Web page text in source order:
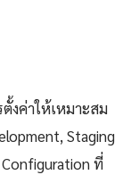
งค่าให้เหมาะสม
Staging
ที่